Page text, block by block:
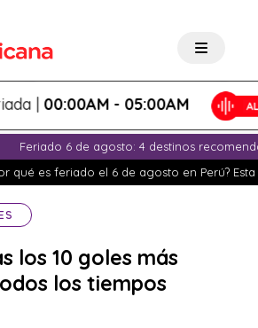
|00:00AM - 05:00AM
Feriado 6 de agosto: 4 destinos
qué es feriado el 6 de agosto en Perú?
los 10 goles más
los tiempos